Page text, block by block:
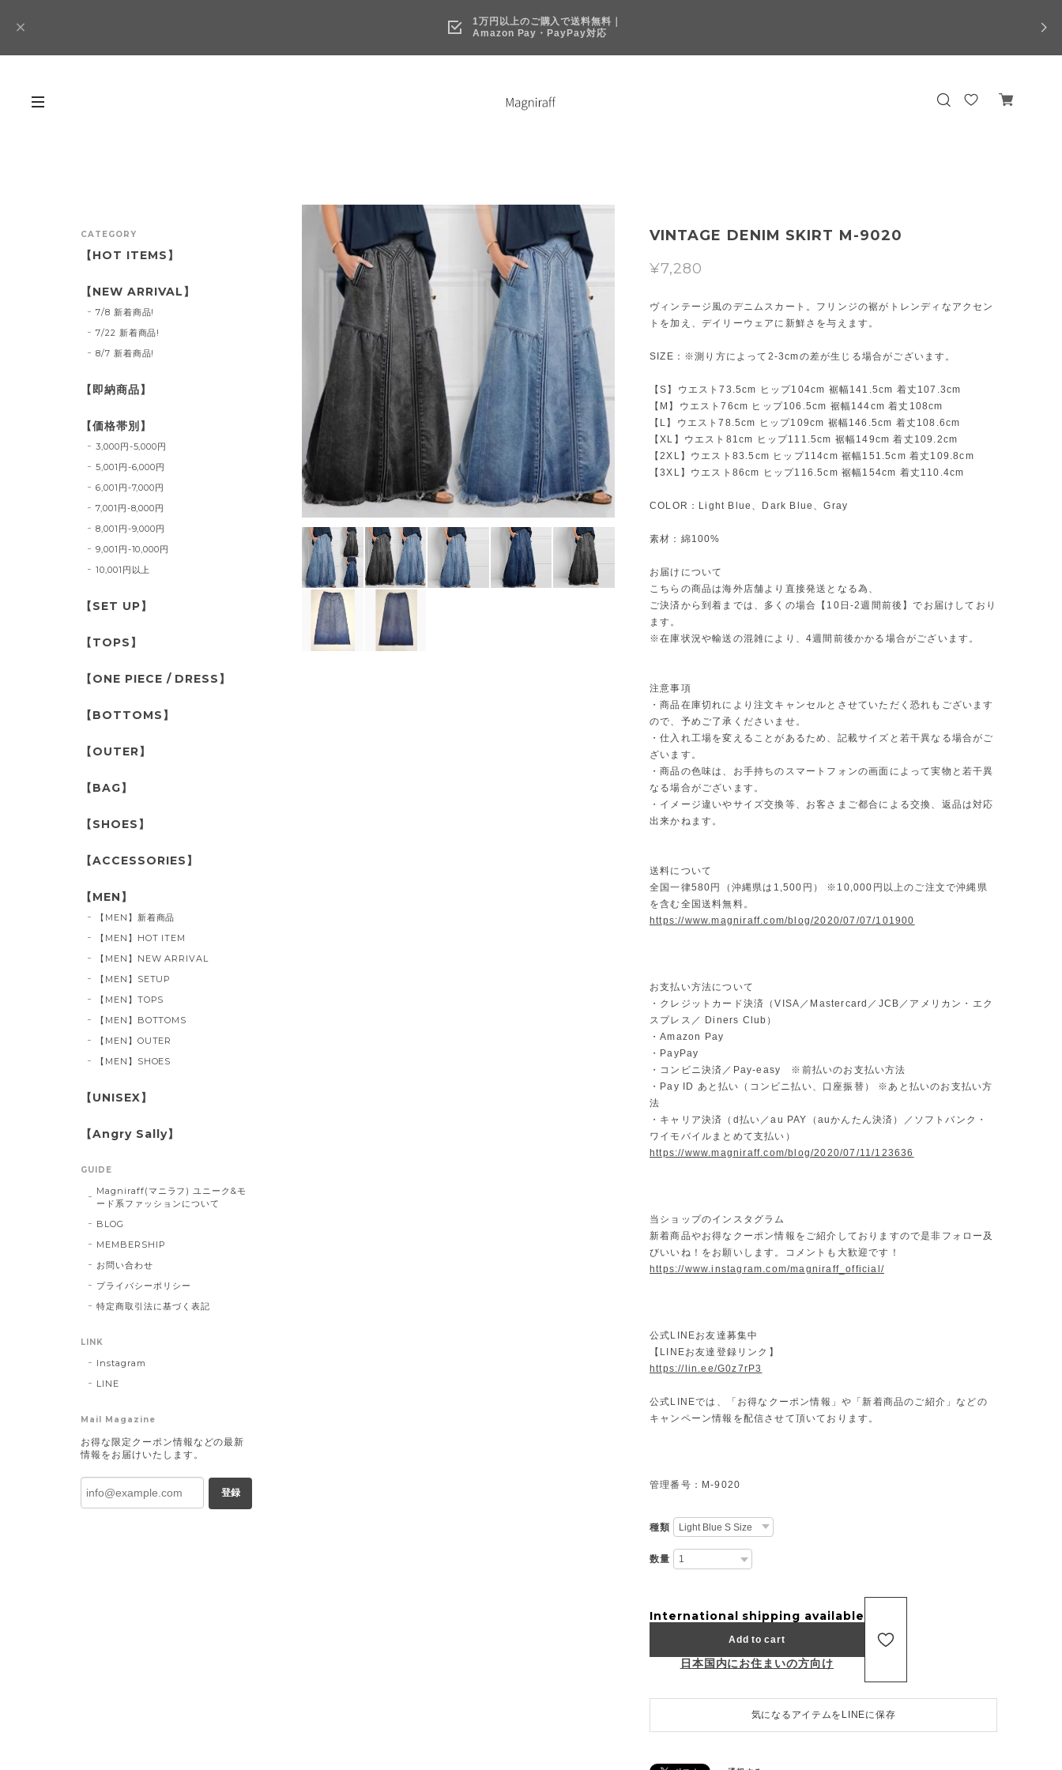
1万円以上のご購入で送料無料｜
Amazon Pay・PayPay対応
VINTAGE DENIM SKIRT M-9020
¥7,280
ヴィンテージ風のデニムスカート。フリンジの裾がトレンディなアクセン
トを加え、デイリーウェアに新鮮さを与えます。
SIZE：※測り方によって2-3cmの差が生じる場合がございます。
【S】ウエスト73.5cm ヒップ104cm 裾幅141.5cm 着丈107.3cm
【M】ウエスト76cm ヒップ106.5cm 裾幅144cm 着丈108cm
【L】ウエスト78.5cm ヒップ109cm 裾幅146.5cm 着丈108.6cm
【XL】ウエスト81cm ヒップ111.5cm 裾幅149cm 着丈109.2cm
【2XL】ウエスト83.5cm ヒップ114cm 裾幅151.5cm 着丈109.8cm
【3XL】ウエスト86cm ヒップ116.5cm 裾幅154cm 着丈110.4cm
COLOR：Light Blue、Dark Blue、Gray
素材：綿100%
お届けについて
こちらの商品は海外店舗より直接発送となる為、
ご決済から到着までは、多くの場合【10日-2週間前後】でお届けしており
ます。
※在庫状況や輸送の混雑により、4週間前後かかる場合がございます。
注意事項
・商品在庫切れにより注文キャンセルとさせていただく恐れもございます
ので、予めご了承くださいませ。
・仕入れ工場を変えることがあるため、記載サイズと若干異なる場合がご
ざいます。
・商品の色味は、お手持ちのスマートフォンの画面によって実物と若干異
なる場合がございます。
・イメージ違いやサイズ交換等、お客さまご都合による交換、返品は対応
出来かねます。
送料について
全国一律580円（沖縄県は1,500円） ※10,000円以上のご注文で沖縄県
を含む全国送料無料。
https://www.magniraff.com/blog/2020/07/07/101900
お支払い方法について
・クレジットカード決済（VISA／Mastercard／JCB／アメリカン・エク
スプレス／ Diners Club）
・Amazon Pay
・PayPay
・コンビニ決済／Pay-easy ※前払いのお支払い方法
・Pay ID あと払い（コンビニ払い、口座振替） ※あと払いのお支払い方
法
・キャリア決済（d払い／au PAY（auかんたん決済）／ソフトバンク・
ワイモバイルまとめて支払い）
https://www.magniraff.com/blog/2020/07/11/123636
当ショップのインスタグラム
新着商品やお得なクーポン情報をご紹介しておりますので是非フォロー及
びいいね！をお願いします。コメントも大歓迎です！
https://www.instagram.com/magniraff_official/
公式LINEお友達募集中
【LINEお友達登録リンク】
https://lin.ee/G0z7rP3
公式LINEでは、「お得なクーポン情報」や「新着商品のご紹介」などの
キャンペーン情報を配信させて頂いております。
管理番号：M-9020
種類
数量
International shipping available
Add to cart
日本国内にお住まいの方向け
気になるアイテムをLINEに保存
CATEGORY
【HOT ITEMS】
【NEW ARRIVAL】
7/8 新着商品!
7/22 新着商品!
8/7 新着商品!
【即納商品】
【価格帯別】
3,000円-5,000円
5,001円-6,000円
6,001円-7,000円
7,001円-8,000円
8,001円-9,000円
9,001円-10,000円
10,001円以上
【SET UP】
【TOPS】
【ONE PIECE / DRESS】
【BOTTOMS】
【OUTER】
【BAG】
【SHOES】
【ACCESSORIES】
【MEN】
【MEN】新着商品
【MEN】HOT ITEM
【MEN】NEW ARRIVAL
【MEN】SETUP
【MEN】TOPS
【MEN】BOTTOMS
【MEN】OUTER
【MEN】SHOES
【UNISEX】
【Angry Sally】
GUIDE
Magniraff(マニラフ) ユニーク&モ
ード系ファッションについて
BLOG
MEMBERSHIP
お問い合わせ
プライバシーポリシー
特定商取引法に基づく表記
LINK
Instagram
LINE
Mail Magazine
お得な限定クーポン情報などの最新
情報をお届けいたします。
登録